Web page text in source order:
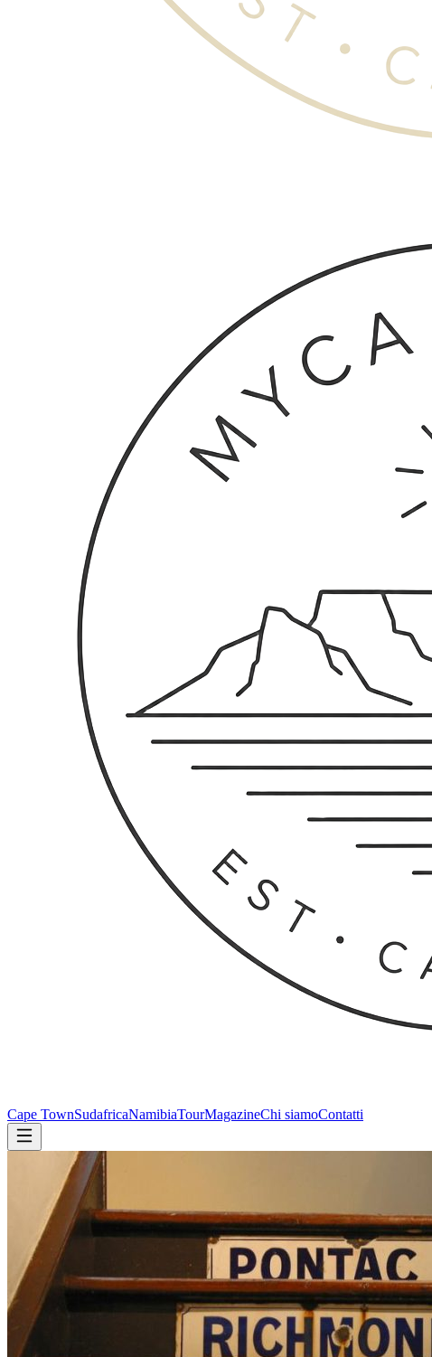
Cape TownSudafricaNamibiaTourMagazineChi siamoContatti